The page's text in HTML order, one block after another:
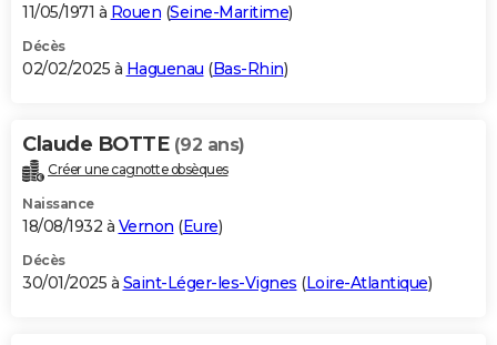
11/05/1971 à Rouen (Seine-Maritime)
Décès
02/02/2025 à Haguenau (Bas-Rhin)
Claude BOTTE (92 ans)
Créer une cagnotte obsèques
Naissance
18/08/1932 à Vernon (Eure)
Décès
30/01/2025 à Saint-Léger-les-Vignes (Loire-Atlantique)